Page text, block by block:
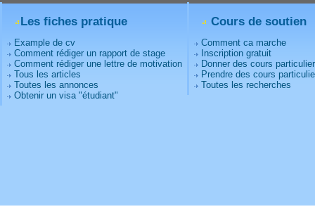
Les fiches pratique
Example de cv
Comment rédiger un rapport de stage
Comment rédiger une lettre de motivation
Tous les articles
Toutes les annonces
Obtenir un visa "étudiant"
Cours de soutien
Comment ca marche
Inscription gratuit
Donner des cours
Prendre des cours
Toutes les recherches